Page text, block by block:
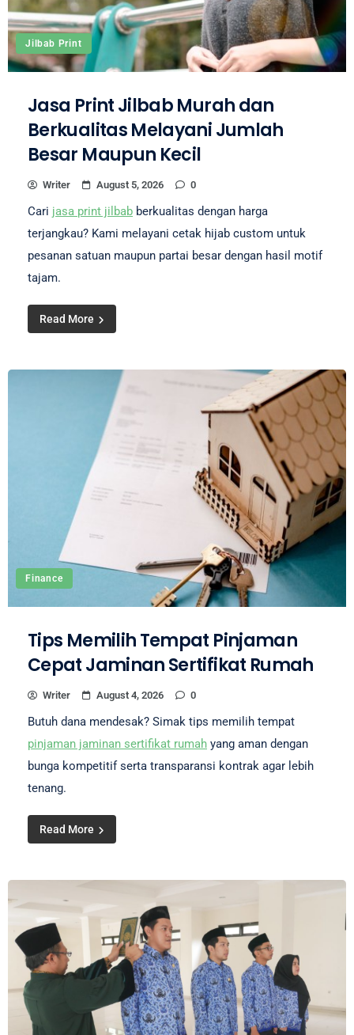
Jilbab Print
Jasa Print Jilbab Murah dan
Berkualitas Melayani Jumlah
Besar Maupun Kecil
Writer August 5, 2026 0
Cari jasa print jilbab berkualitas dengan harga
terjangkau? Kami melayani cetak hijab custom untuk
pesanan satuan maupun partai besar dengan hasil motif
tajam.
Read More
Finance
Tips Memilih Tempat Pinjaman
Cepat Jaminan Sertifikat Rumah
Writer August 4, 2026 0
Butuh dana mendesak? Simak tips memilih tempat
pinjaman jaminan sertifikat rumah yang aman dengan
bunga kompetitif serta transparansi kontrak agar lebih
tenang.
Read More